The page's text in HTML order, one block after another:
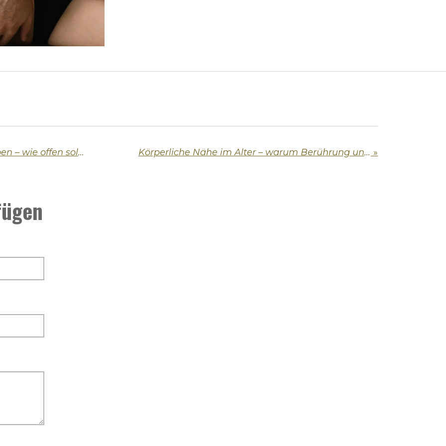
Ungewöhnliche erotische Vorlieben – wie offen sollte man beim Kennenlernen darüber sprechen? Körperliche Nähe im Alter – warum Berührung und Zärtlichkeit unverzichtbar bleiben »